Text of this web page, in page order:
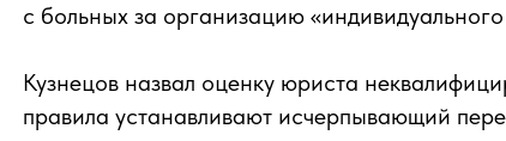
с больных за организацию
Кузнецов назвал оценку юриста
правила устанавливают исчерпывающий